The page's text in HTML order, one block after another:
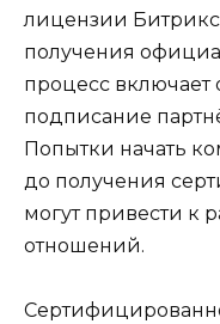
лицензии
получения
процесс включает
подписание
Попытки начать
до получения
могут привести к
отношений.